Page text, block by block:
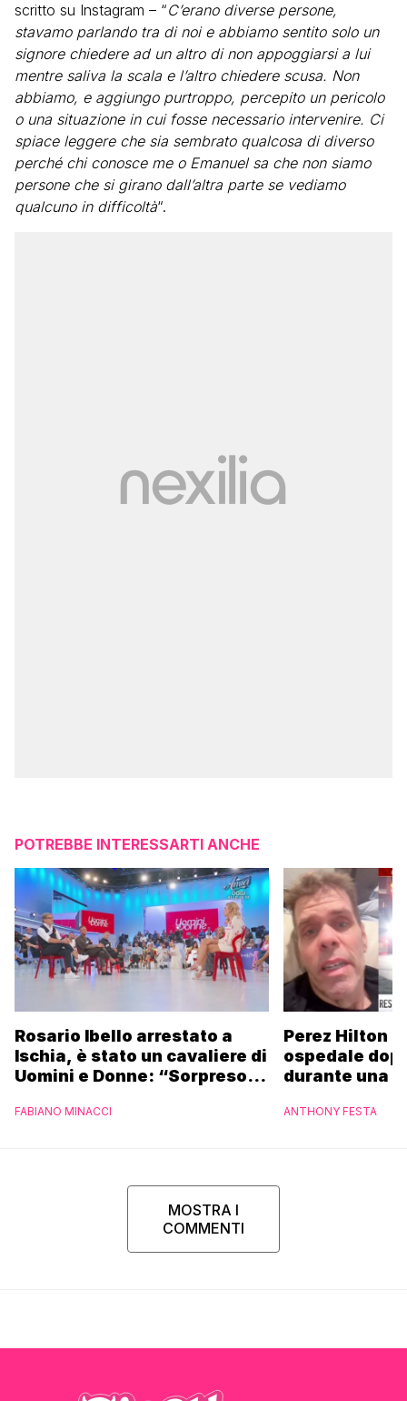
scritto su Instagram – “C’erano diverse persone,
stavamo parlando tra di noi e abbiamo sentito solo un
signore chiedere ad un altro di non appoggiarsi a lui
mentre saliva la scala e l’altro chiedere scusa. Non
abbiamo, e aggiungo purtroppo, percepito un pericolo
o una situazione in cui fosse necessario intervenire. Ci
spiace leggere che sia sembrato qualcosa di diverso
perché chi conosce me o Emanuel sa che non siamo
persone che si girano dall’altra parte se vediamo
qualcuno in difficoltà“.
POTREBBE INTERESSARTI ANCHE
Rosario Ibello arrestato a
Ischia, è stato un cavaliere di
Uomini e Donne: “Sorpreso di
riconosciuto”
FABIANO MINACCI
Perez Hilton
ospedale
durante una
ANTHONY FESTA
MOSTRA I
COMMENTI